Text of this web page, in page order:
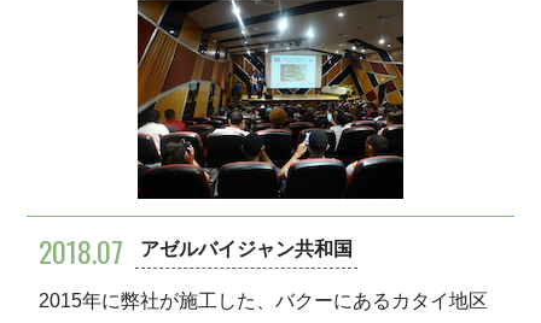
2018.07 アゼルバイジャン共和国
2015年に弊社が施工した、バクーにあるカタイ地区